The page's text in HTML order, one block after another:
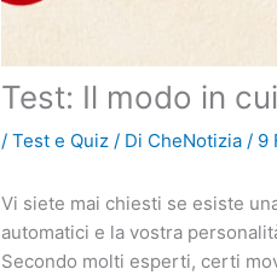
Test: Il modo in
/ Test e Quiz / Di CheNotizia / 9
Vi siete mai chiesti se esiste
automatici e la vostra
Secondo molti esperti, certi